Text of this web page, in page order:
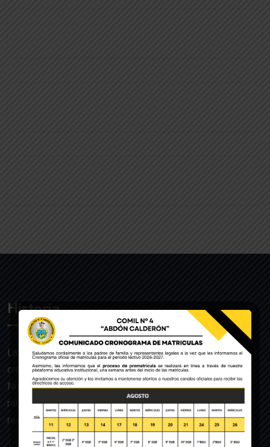
Historia
La UE de FF.AA. Colegio Militar N°4 “Abdón Calderón” fue
creado mediante Acuerdo Ministerial de la Orden General
Nro. 140, dado en Quito el 22 de julio del año 1992 y
ratificado por el Ministerio de Educación mediante
resolución Nro. 608 del 29 de julio de 1992.